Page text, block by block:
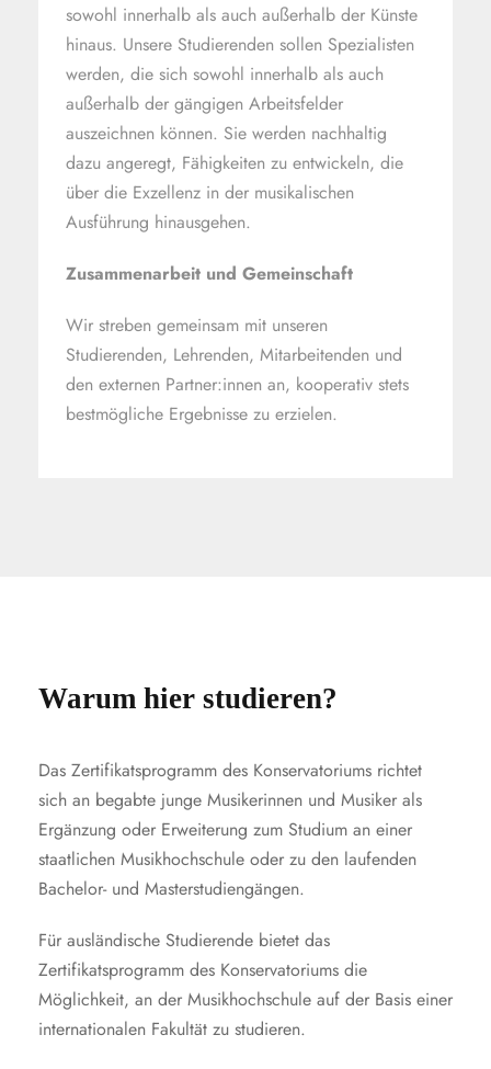
sowohl innerhalb als auch außerhalb der Künste
hinaus. Unsere Studierenden sollen Spezialisten
werden, die sich sowohl innerhalb als auch
außerhalb der gängigen Arbeitsfelder
auszeichnen können. Sie werden nachhaltig
dazu angeregt, Fähigkeiten zu entwickeln, die
über die Exzellenz in der musikalischen
Ausführung hinausgehen.
Zusammenarbeit und Gemeinschaft
Wir streben gemeinsam mit unseren
Studierenden, Lehrenden, Mitarbeitenden und
den externen Partner:innen an, kooperativ stets
bestmögliche Ergebnisse zu erzielen.
Warum hier studieren?
Das Zertifikatsprogramm des Konservatoriums richtet
sich an begabte junge Musikerinnen und Musiker als
Ergänzung oder Erweiterung zum Studium an einer
staatlichen Musikhochschule oder zu den laufenden
Bachelor- und Masterstudiengängen.
Für ausländische Studierende bietet das
Zertifikatsprogramm des Konservatoriums die
Möglichkeit, an der Musikhochschule auf der Basis einer
internationalen Fakultät zu studieren.